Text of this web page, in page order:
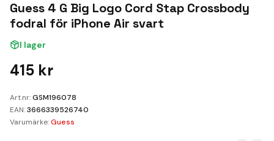
Kundvagn
Boka Reparation
Guess 4 G Big Logo Cord Stap Crossbody
fodral för iPhone Air svart
I lager
415 kr
Art.nr:GSM196078
EAN:3666339526740
Varumärke:Guess